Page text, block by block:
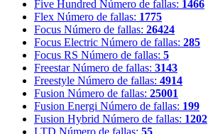
Five Hundred Número de fallas: 1466
Flex Número de fallas: 1775
Focus Número de fallas: 26424
Focus Electric Número de fallas: 285
Focus RS Número de fallas: 5
Freestar Número de fallas: 3143
Freestyle Número de fallas: 4914
Fusion Número de fallas: 25001
Fusion Energi Número de fallas: 199
Fusion Hybrid Número de fallas: 1202
LTD Número de fallas: 55